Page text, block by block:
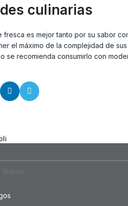
culinarias
fresca es mejor tanto por su sabor
el máximo de la complejidad de
se recomienda consumirlo con